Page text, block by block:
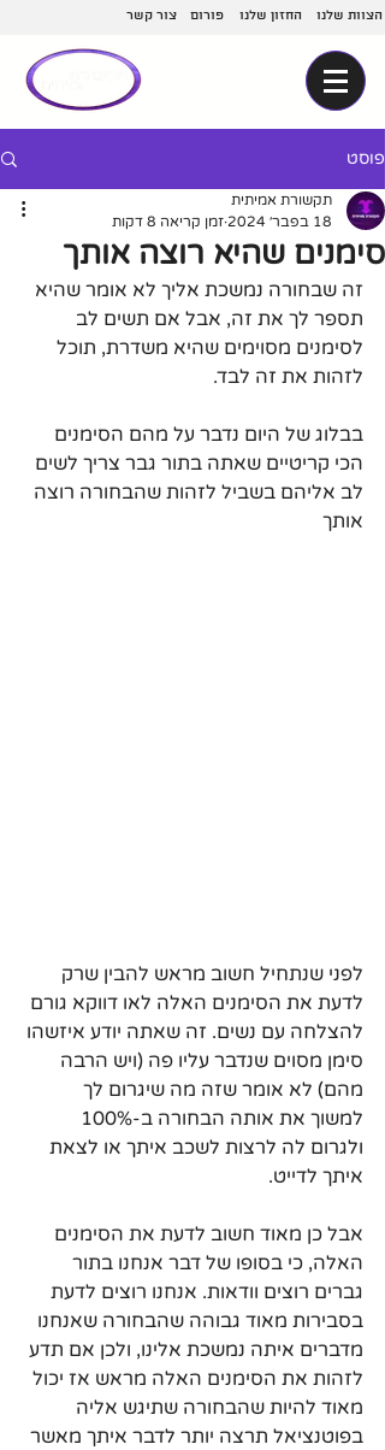
צור קשר פורום החזון שלנו הצוות שלנו
פוסט
סימנים שהיא רוצה אותך
תקשורת אמיתית
18 בפבר׳ 2024
זמן קריאה 8 דקות
זה שבחורה נמשכת אליך לא אומר שהיא
תספר לך את זה, אבל אם תשים לב
לסימנים מסוימים שהיא משדרת, תוכל
לזהות את זה לבד.
בבלוג של היום נדבר על מהם הסימנים
הכי קריטיים שאתה בתור גבר צריך לשים
לב אליהם בשביל לזהות שהבחורה רוצה
אותך
לפני שנתחיל חשוב מראש להבין שרק
לדעת את הסימנים האלה לאו דווקא גורם
להצלחה עם נשים. זה שאתה יודע איזשהו
סימן מסוים שנדבר עליו פה (ויש הרבה
מהם) לא אומר שזה מה שיגרום לך
ולגרום לה לרצות לשכב איתך או לצאת
איתך לדייט.
אבל כן מאוד חשוב לדעת את הסימנים
האלה, כי בסופו של דבר אנחנו בתור
גברים רוצים וודאות. אנחנו רוצים לדעת
בסבירות מאוד גבוהה שהבחורה שאנחנו
מדברים איתה נמשכת אלינו, ולכן אם תדע
לזהות את הסימנים האלה מראש אז יכול
מאוד להיות שהבחורה שתיגש אליה
בפוטנציאל תרצה יותר לדבר איתך מאשר